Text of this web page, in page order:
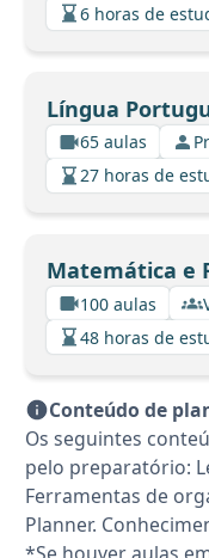
6 horas de
Língua
65 aulas
27 horas de
Matemática e
100 aulas
48 horas de
Conteúdo de
Os seguintes
pelo preparatório:
Ferramentas de
Planner.